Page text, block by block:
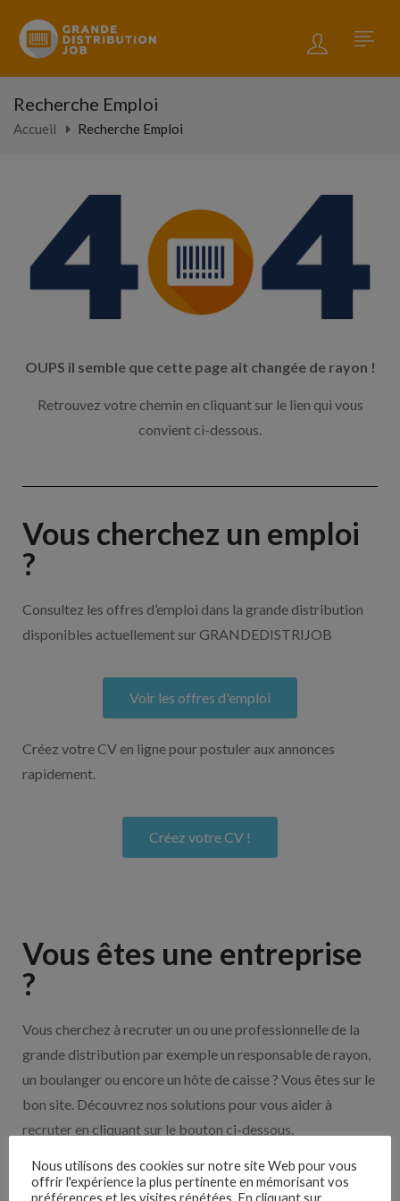
Recherche Emploi
Accueil Recherche Emploi
OUPS il semble que cette page ait changée de rayon !
Retrouvez votre chemin en cliquant sur le lien qui vous
convient ci-dessous.
Vous cherchez un emploi
?
Consultez les offres d’emploi dans la grande distribution
disponibles actuellement sur GRANDEDISTRIJOB
Voir les offres d'emploi
Créez votre CV en ligne pour postuler aux annonces
rapidement.
Créez votre CV !
Vous êtes une entreprise
?
Vous cherchez à recruter un ou une professionnelle de la
grande distribution par exemple un responsable de rayon,
un boulanger ou encore un hôte de caisse ? Vous êtes sur le
bon site. Découvrez nos solutions pour vous aider à
recruter en cliquant sur le bouton ci-dessous.
Nos solutions entreprises
Nous utilisons des cookies sur notre site Web pour vous
offrir l'expérience la plus pertinente en mémorisant vos
préférences et les visites répétées. En cliquant sur